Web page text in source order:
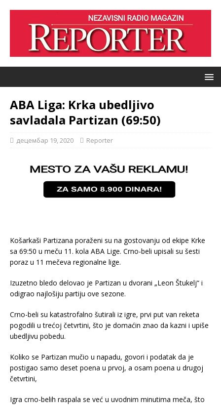
ABA Liga: Krka ubedljivo
savladala Partizan (69:50)
децембар 19, 2020 Reporter
Košarkaši Partizana poraženi su na gostovanju od ekipe Krke
sa 69:50 u meču 11. kola ABA Lige. Crno-beli upisali su šesti
poraz u 11 mečeva regionalne lige.
Izuzetno bledo delovao je Partizan u dvorani „Leon Štukelj“ i
odigrao najlošiju partiju ove sezone.
Crno-beli su katastrofalno šutirali iz igre, prvi put van reketa
pogodili u trećoj četvrtini, što je domaćin znao da kazni i upiše
ubedljivu pobedu.
Koliko se Partizan mučio u napadu, govori i podatak da je
postigao samo deset poena u prvoj, a osam poena u drugoj
četvrtini,
Igra crno-belih raspala se već u uvodnim minutima meča, što